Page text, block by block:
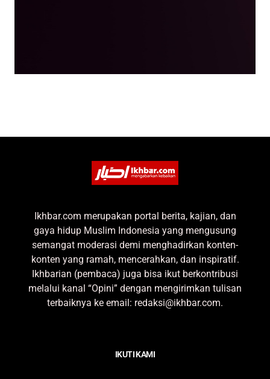
Ikhbar.com merupakan portal berita, kajian, dan
gaya hidup Muslim Indonesia yang mengusung
semangat moderasi demi menghadirkan konten-
konten yang ramah, mencerahkan, dan inspiratif.
Ikhbarian (pembaca) juga bisa ikut berkontribusi
melalui kanal “Opini” dengan mengirimkan tulisan
terbaiknya ke email: redaksi@ikhbar.com.
IKUTI KAMI